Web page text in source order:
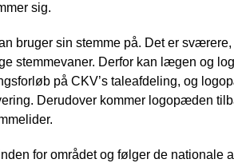
sig.
bruger sin stemme på. Det er
stemmevaner. Derfor kan lægen og
på CKV’s taleafdeling, og
Derudover kommer logopæden
for området og følger de nationale